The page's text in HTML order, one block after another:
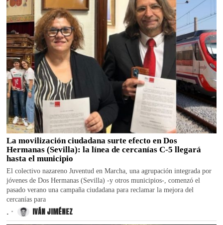
La movilización ciudadana surte efecto en Dos
Hermanas (Sevilla): la línea de cercanías C-5 llegará
hasta el municipio
El colectivo nazareno Juventud en Marcha, una agrupación integrada por
jóvenes de Dos Hermanas (Sevilla) -y otros municipios-, comenzó el
pasado verano una campaña ciudadana para reclamar la mejora del
cercanías para
. IVÁN JIMÉNEZ